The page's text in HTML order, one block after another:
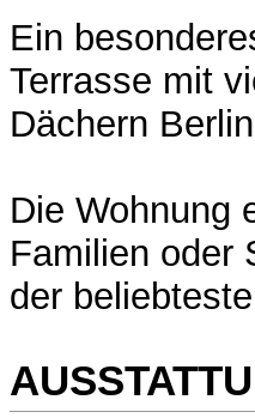
Ein
Terrasse mit
Dächern
Die Wohnung
Familien oder
der